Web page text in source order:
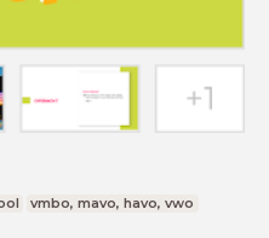
vmbo, mavo, havo, vwo